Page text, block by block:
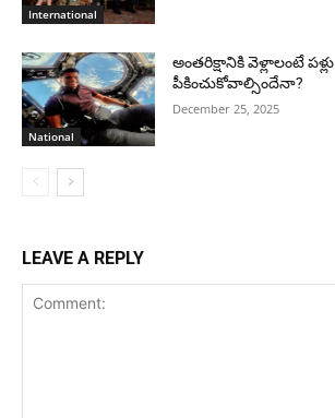
International
National
అంతరిక్షానికి వెళ్లాలంటే పళ్లు
పీకించుకోవాల్సిందేనా?
December 25, 2025
LEAVE A REPLY